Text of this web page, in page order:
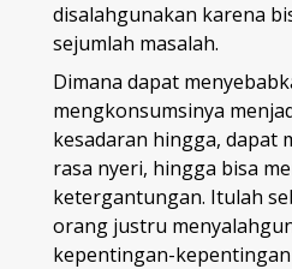
disalahgunakan karena
sejumlah masalah.
Dimana dapat
mengkonsumsinya
kesadaran hingga, dapat
rasa nyeri, hingga bisa
ketergantungan. Itulah
orang justru
kepentingan-